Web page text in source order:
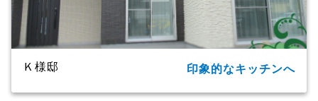
Ｋ様邸 印象的なキッチンへ